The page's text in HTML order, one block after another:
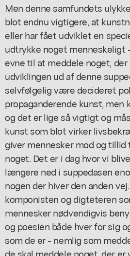
Men denne samfundets
blot endnu vigtigere, at
eller har fået udviklet en
udtrykke noget menneskeligt
evne til at meddele noget, der
udviklingen ud af denne
selvfølgelig være decideret
propaganderende kunst,
og det er lige så vigtigt og
kunst som blot virker
giver mennesker mod og tillid
noget. Det er i dag hvor vi
længere ned i suppedasen
nogen der hiver den anden
komponisten og digteteren
mennesker nødvendigvis
og poesien både hver for sig
som de er - nemlig som
de skal meddele noget, der